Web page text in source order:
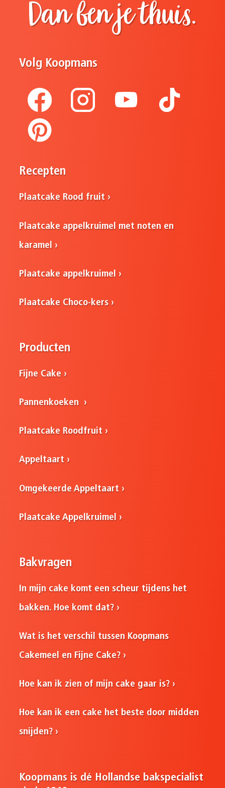
Dan ben je thuis.
Volg Koopmans
Recepten
Plaatcake Rood fruit
Plaatcake appelkruimel met noten en
karamel
Plaatcake appelkruimel
Plaatcake Choco-kers
Producten
Fijne Cake
Pannenkoeken
Plaatcake Roodfruit
Appeltaart
Omgekeerde Appeltaart
Plaatcake Appelkruimel
Bakvragen
In mijn cake komt een scheur tijdens het
bakken. Hoe komt dat?
Wat is het verschil tussen Koopmans
Cakemeel en Fijne Cake?
Hoe kan ik zien of mijn cake gaar is?
Hoe kan ik een cake het beste door midden
snijden?
Koopmans is dé Hollandse bakspecialist